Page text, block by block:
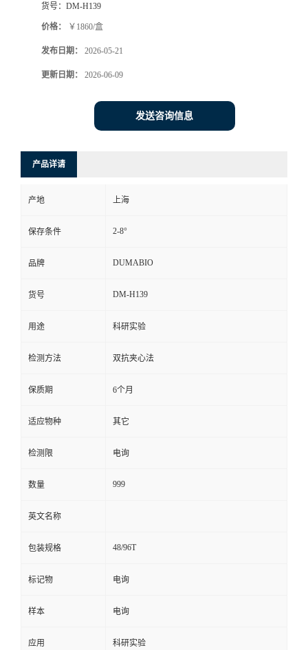
在
线
留
言
货号： DM-H139
价格： ￥1860/盒
发布日期： 2026-05-21
更新日期： 2026-06-09
发送咨询信息
产品详请
产地 上海
保存条件 2-8°
品牌 DUMABIO
货号 DM-H139
用途 科研实验
检测方法 双抗夹心法
保质期 6个月
适应物种 其它
检测限 电询
数量 999
英文名称
包装规格 48/96T
标记物 电询
样本 电询
应用 科研实验